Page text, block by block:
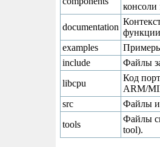
консоли
documentation
examples
include
Файлы
libcpu
Код
ARM/
src
Файлы
tools
Файлы
tool).